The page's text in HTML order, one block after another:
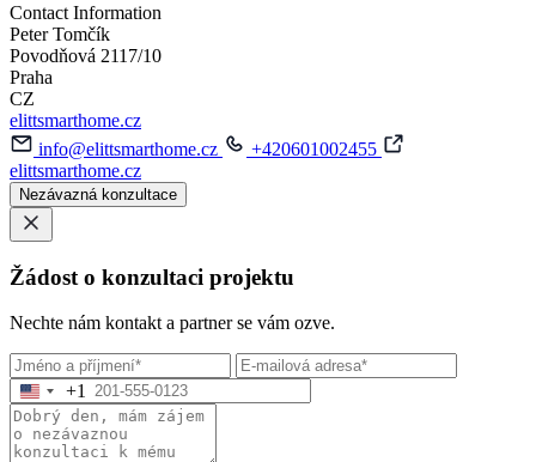
Contact Information
Peter Tomčík
Povodňová 2117/10
Praha
CZ
elittsmarthome.cz
info@elittsmarthome.cz
+420601002455
elittsmarthome.cz
Nezávazná konzultace
Žádost o konzultaci projektu
Nechte nám kontakt a partner se vám ozve.
+1